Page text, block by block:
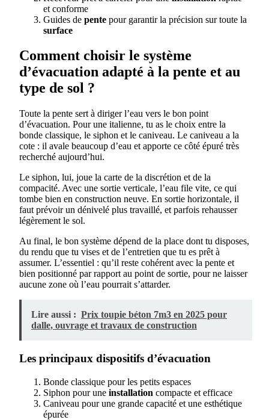
et conforme
Guides de pente pour garantir la précision sur toute la
surface
Comment choisir le système
d’évacuation adapté à la pente et au
type de sol ?
Toute la pente sert à diriger l’eau vers le bon point
d’évacuation. Pour une italienne, tu as le choix entre la
bonde classique, le siphon et le caniveau. Le caniveau a la
cote : il avale beaucoup d’eau et apporte ce côté épuré très
recherché aujourd’hui.
Le siphon, lui, joue la carte de la discrétion et de la
compacité. Avec une sortie verticale, l’eau file vite, ce qui
tombe bien en construction neuve. En sortie horizontale, il
faut prévoir un dénivelé plus travaillé, et parfois rehausser
légèrement le sol.
Au final, le bon système dépend de la place dont tu disposes,
du rendu que tu vises et de l’entretien que tu es prêt à
assumer. L’essentiel : qu’il reste cohérent avec la pente et
bien positionné par rapport au point de sortie, pour ne laisser
aucune zone où l’eau pourrait s’attarder.
Lire aussi : Prix toupie béton 7m3 en 2025 pour
dalle, ouvrage et travaux de construction
Les principaux dispositifs d’évacuation
Bonde classique pour les petits espaces
Siphon pour une installation compacte et efficace
Caniveau pour une grande capacité et une esthétique
épurée